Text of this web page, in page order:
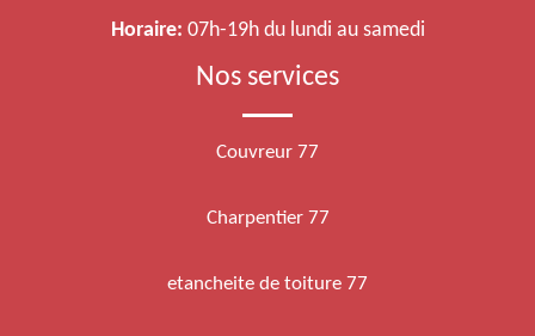
Horaire: 07h-19h du lundi au samedi
Nos services
Couvreur 77
Charpentier 77
etancheite de toiture 77